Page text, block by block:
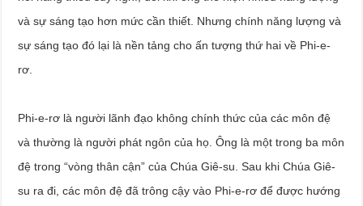
và sự sáng tạo hơn mức cần thiết. Nhưng chính năng lượng và
sự sáng tạo đó lại là nền tảng cho ấn tượng thứ hai về Phi-e-
rơ.
Phi-e-rơ là người lãnh đạo không chính thức của các môn đệ
và thường là người phát ngôn của họ. Ông là một trong ba môn
đệ trong “vòng thân cận” của Chúa Giê-su. Sau khi Chúa Giê-
su ra đi, các môn đệ đã trông cậy vào Phi-e-rơ để được hướng